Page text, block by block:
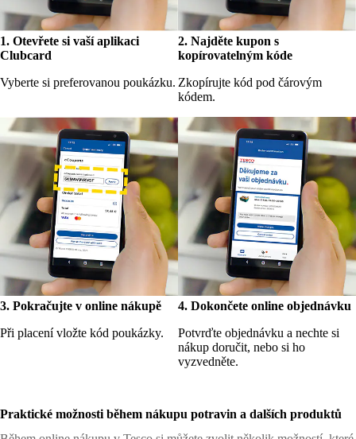
1. Otevřete si vaší aplikaci
Clubcard
Vyberte si preferovanou poukázku.
2. Najděte kupon s
kopírovatelným kóde
Zkopírujte kód pod čárovým
kódem.
3. Pokračujte v online nákupě
Při placení vložte kód poukázky.
4. Dokončete online objednávku
Potvrďte objednávku a nechte si
nákup doručit, nebo si ho
vyzvedněte.
Praktické možnosti během nákupu potravin a dalších produktů